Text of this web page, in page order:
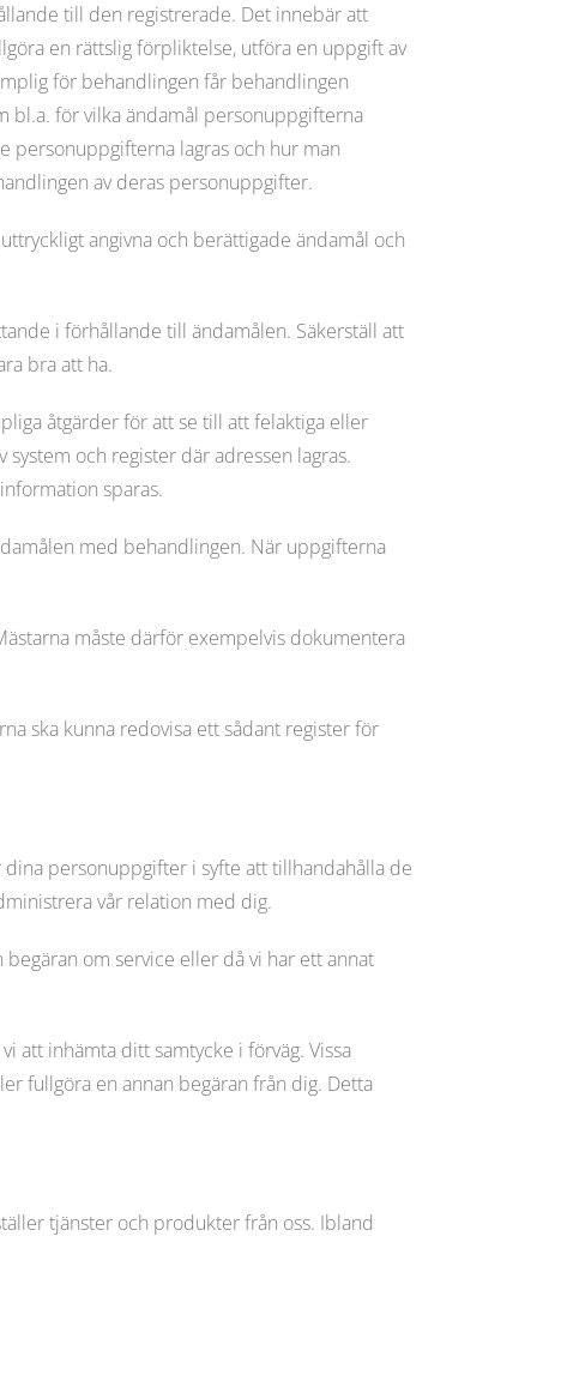
till den registrerade. Det innebär att
en rättslig förpliktelse, utföra en uppgift av
för behandlingen får behandlingen
bl.a. för vilka ändamål personuppgifterna
personuppgifterna lagras och hur man
av deras personuppgifter.
angivna och berättigade ändamål och
i förhållande till ändamålen. Säkerställ att
bra att ha.
åtgärder för att se till att felaktiga eller
och register där adressen lagras.
sparas.
med behandlingen. När uppgifterna
måste därför exempelvis dokumentera
ska kunna redovisa ett sådant register för
personuppgifter i syfte att tillhandahålla de
vår relation med dig.
om service eller då vi har ett annat
att inhämta ditt samtycke i förväg. Vissa
fullgöra en annan begäran från dig. Detta
tjänster och produkter från oss. Ibland